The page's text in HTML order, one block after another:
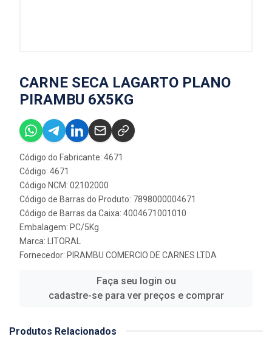
CARNE SECA LAGARTO PLANO
PIRAMBU 6X5KG
Código do Fabricante: 4671
Código: 4671
Código NCM: 02102000
Código de Barras do Produto: 7898000004671
Código de Barras da Caixa: 4004671001010
Embalagem: PC/5Kg
Marca:
LITORAL
Fornecedor: PIRAMBU COMERCIO DE CARNES LTDA
Faça seu login ou
cadastre-se para ver preços e comprar
Produtos Relacionados